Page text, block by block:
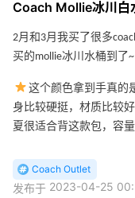
Coach Mollie冰川白
2月和3月我买了很多
买的mollie冰川水桶到了~
这个颜色拿到手真的
身比较硬挺，材质比较
夏很适合背这款包，容
Coach Outlet
发布于 2023-04-25